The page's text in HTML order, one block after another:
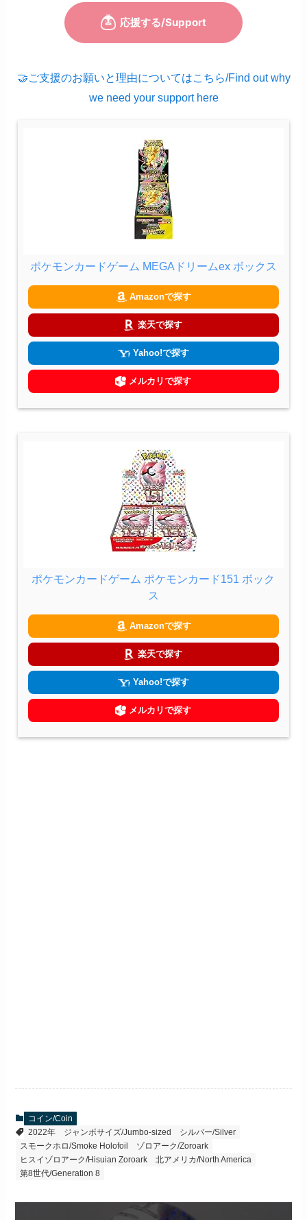
🤝ご支援のお願いと理由についてはこちら/Find out why
we need your support here
ポケモンカードゲーム MEGAドリームex ボックス
Amazonで探す
楽天で探す
Yahoo!で探す
メルカリで探す
ポケモンカードゲーム ポケモンカード151 ボック
ス
Amazonで探す
楽天で探す
Yahoo!で探す
メルカリで探す
コイン/Coin
2022年
ジャンボサイズ/Jumbo-sized
シルバー/Silver
スモークホロ/Smoke Holofoil
ゾロアーク/Zoroark
ヒスイゾロアーク/Hisuian Zoroark
北アメリカ/North America
第8世代/Generation 8